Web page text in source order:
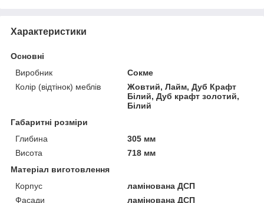
Характеристики
Основні
Виробник
Сокме
Колір (відтінок) меблів
Жовтий, Лайм, Дуб Крафт
Білий, Дуб крафт золотий,
Білий
Габаритні розміри
Глибина
305 мм
Висота
718 мм
Матеріал виготовлення
Корпус
ламінована ДСП
Фасади
ламінована ДСП